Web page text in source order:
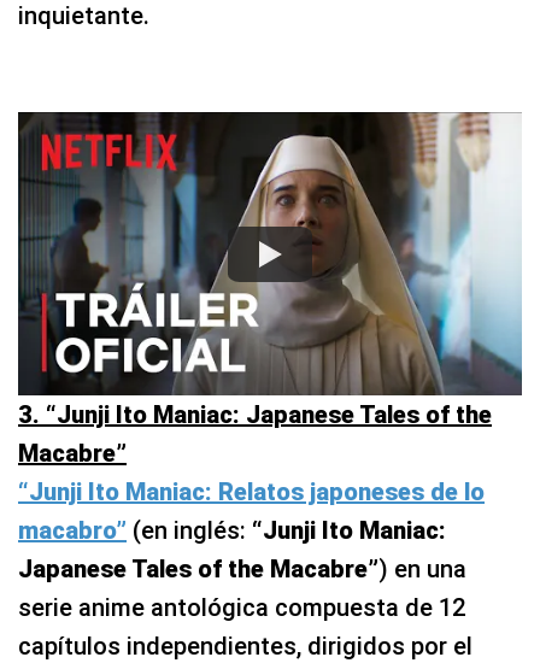
inquietante.
3. “Junji Ito Maniac: Japanese Tales of the
Macabre”
“Junji Ito Maniac: Relatos japoneses de lo
macabro” (en inglés: “Junji Ito Maniac:
Japanese Tales of the Macabre”) en una
serie anime antológica compuesta de 12
capítulos independientes, dirigidos por el